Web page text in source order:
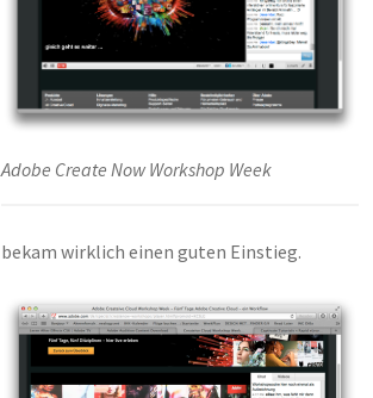
Adobe Create Now Workshop Week
bekam wirklich einen guten Einstieg.